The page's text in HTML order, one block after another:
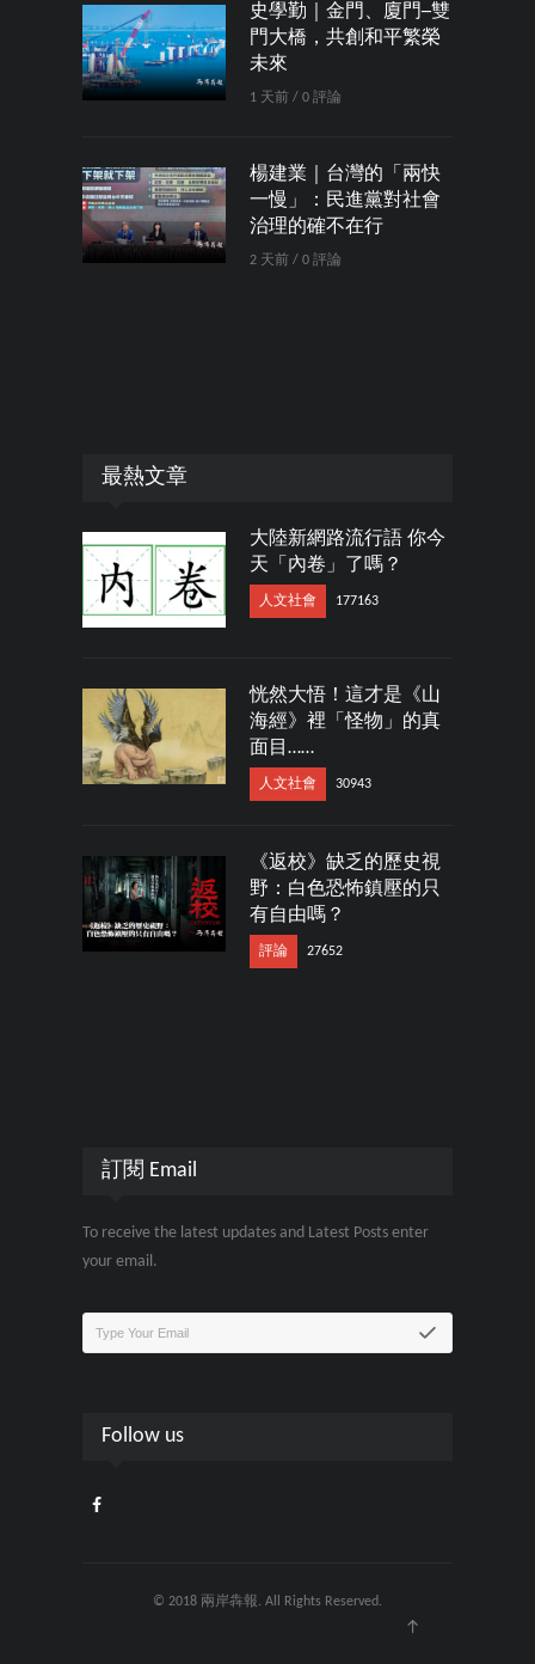
史學勤｜金門、廈門─雙
門大橋，共創和平繁榮
未來
1 天前 / 0 評論
楊建業｜台灣的「兩快
一慢」：民進黨對社會
治理的確不在行
2 天前 / 0 評論
最熱文章
大陸新網路流行語 你今
天「內卷」了嗎？
人文社會 177163
恍然大悟！這才是《山
海經》裡「怪物」的真
面目……
人文社會 30943
《返校》缺乏的歷史視
野：白色恐怖鎮壓的只
有自由嗎？
評論 27652
訂閱 Email
To receive the latest updates and Latest Posts enter
your email.
Follow us
© 2018 兩岸犇報. All Rights Reserved.